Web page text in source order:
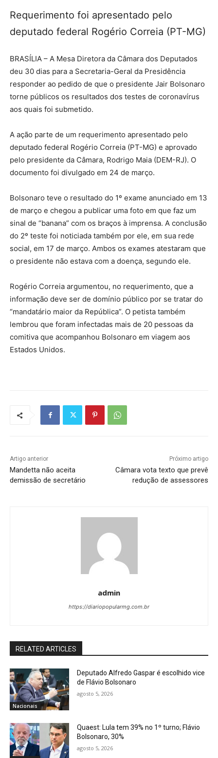
Requerimento foi apresentado pelo
deputado federal Rogério Correia (PT-MG)
BRASÍLIA – A Mesa Diretora da Câmara dos Deputados
deu 30 dias para a Secretaria-Geral da Presidência
responder ao pedido de que o presidente Jair Bolsonaro
torne públicos os resultados dos testes de coronavírus
aos quais foi submetido.
A ação parte de um requerimento apresentado pelo
deputado federal Rogério Correia (PT-MG) e aprovado
pelo presidente da Câmara, Rodrigo Maia (DEM-RJ). O
documento foi divulgado em 24 de março.
Bolsonaro teve o resultado do 1º exame anunciado em 13
de março e chegou a publicar uma foto em que faz um
sinal de “banana” com os braços à imprensa. A conclusão
do 2º teste foi noticiada também por ele, em sua rede
social, em 17 de março. Ambos os exames atestaram que
o presidente não estava com a doença, segundo ele.
Rogério Correia argumentou, no requerimento, que a
informação deve ser de domínio público por se tratar do
“mandatário maior da República”. O petista também
lembrou que foram infectadas mais de 20 pessoas da
comitiva que acompanhou Bolsonaro em viagem aos
Estados Unidos.
Artigo anterior
Mandetta não aceita
demissão de secretário
Próximo artigo
Câmara vota texto que prevê
redução de assessores
admin
https://diariopopularmg.com.br
RELATED ARTICLES
Nacionais
Deputado Alfredo Gaspar é escolhido vice
de Flávio Bolsonaro
agosto 5, 2026
Quaest: Lula tem 39% no 1º turno; Flávio
Bolsonaro, 30%
agosto 5, 2026